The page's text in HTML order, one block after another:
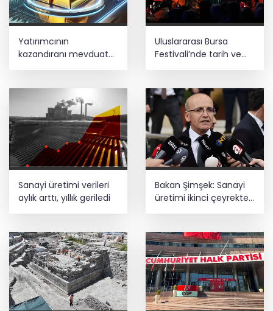
Yatırımcının
kazandıranı mevduat
Uluslararası Bursa
Festivali’nde tarih ve
Sanayi üretimi verileri
aylık arttı, yıllık geriledi
Bakan Şimşek: Sanayi
üretimi ikinci çeyrekte
yüzde 1,9 büyüdü